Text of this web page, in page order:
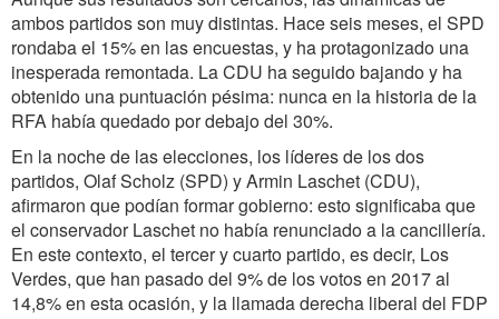
ambos partidos son muy distintas. Hace seis meses, el SPD
rondaba el 15% en las encuestas, y ha protagonizado una
inesperada remontada. La CDU ha seguido bajando y ha
obtenido una puntuación pésima: nunca en la historia de la
RFA había quedado por debajo del 30%.
En la noche de las elecciones, los líderes de los dos
partidos, Olaf Scholz (SPD) y Armin Laschet (CDU),
afirmaron que podían formar gobierno: esto significaba que
el conservador Laschet no había renunciado a la cancillería.
En este contexto, el tercer y cuarto partido, es decir, Los
Verdes, que han pasado del 9% de los votos en 2017 al
14,8% en esta ocasión, y la llamada derecha liberal del FDP